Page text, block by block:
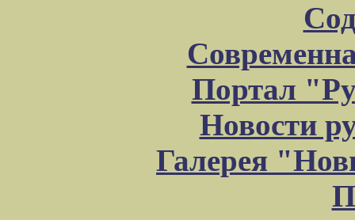
Портал
Новости
Галерея